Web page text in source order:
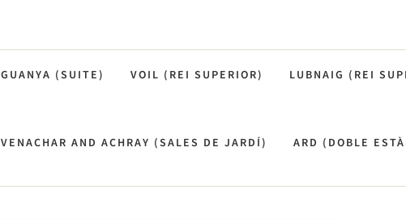
GUANYA (SUITE) VOIL (REI SUPERIOR) LUBNAIG (REI
VENACHAR AND ACHRAY (SALES DE JARDÍ) ARD (DOBLE